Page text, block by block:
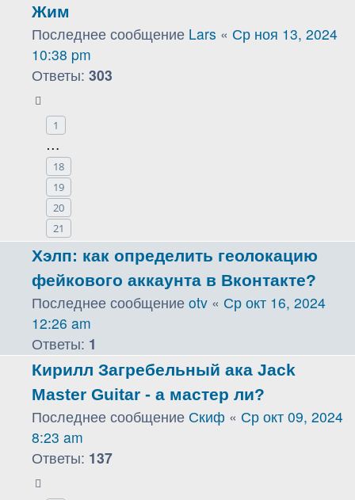
Жим
Последнее сообщение Lars « Ср ноя 13, 2024
10:38 pm
Ответы: 303
1
…
18
19
20
21
Хэлп: как определить геолокацию
фейкового аккаунта в Вконтакте?
Последнее сообщение otv « Ср окт 16, 2024
12:26 am
Ответы: 1
Кирилл Загребельный ака Jack
Master Guitar - а мастер ли?
Последнее сообщение Скиф « Ср окт 09, 2024
8:23 am
Ответы: 137